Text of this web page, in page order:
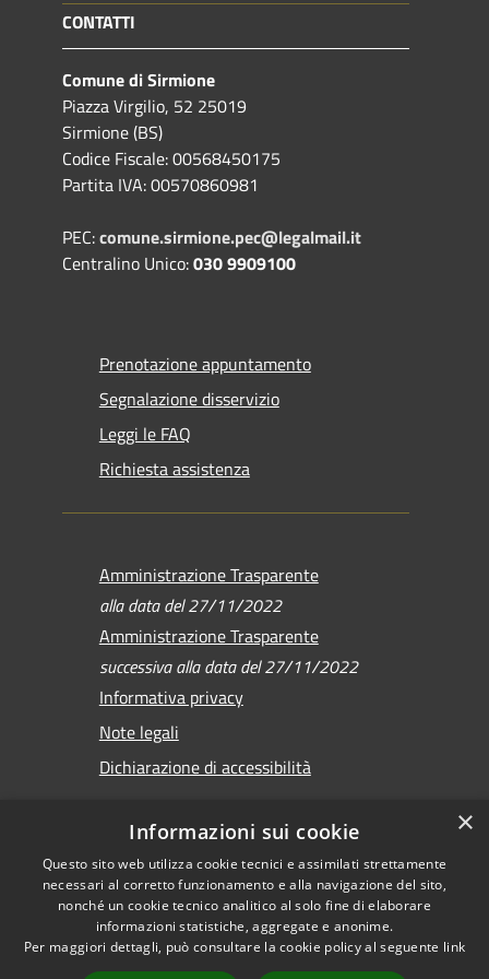
CONTATTI
Comune di Sirmione
Piazza Virgilio, 52 25019
Sirmione (BS)
Codice Fiscale: 00568450175
Partita IVA: 00570860981
PEC:comune.sirmione.pec@legalmail.it
Centralino Unico:030 9909100
Prenotazione appuntamento
Segnalazione disservizio
Leggi le FAQ
Richiesta assistenza
Amministrazione Trasparente
alla data del 27/11/2022
Amministrazione Trasparente
successiva alla data del 27/11/2022
Informativa privacy
Note legali
Dichiarazione di accessibilità
RSS
Accessibilità
Privacy
Cookie
Copyright © 2026 •
Comune di Sirmione •
Powered by
Municipium•
×
Informazioni sui cookie
Questo sito web utilizza cookie tecnici e assimilati strettamente
necessari al corretto funzionamento e alla navigazione del sito,
nonché un cookie tecnico analitico al solo fine di elaborare
informazioni statistiche, aggregate e anonime.
Per maggiori dettagli, può consultare la cookie policy al seguente link